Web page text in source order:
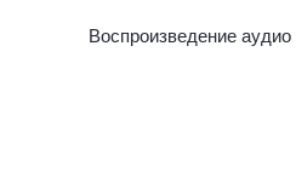
Воспроизведение аудио